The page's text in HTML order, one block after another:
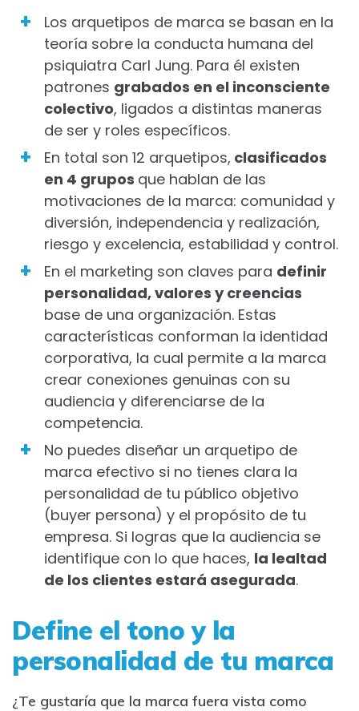
Los arquetipos de marca se basan en la
teoría sobre la conducta humana del
psiquiatra Carl Jung. Para él existen
patrones grabados en el inconsciente
colectivo, ligados a distintas maneras
de ser y roles específicos.
En total son 12 arquetipos, clasificados
en 4 grupos que hablan de las
motivaciones de la marca: comunidad y
diversión, independencia y realización,
riesgo y excelencia, estabilidad y control.
En el marketing son claves para definir
personalidad, valores y creencias
base de una organización. Estas
características conforman la identidad
corporativa, la cual permite a la marca
crear conexiones genuinas con su
audiencia y diferenciarse de la
competencia.
No puedes diseñar un arquetipo de
marca efectivo si no tienes clara la
personalidad de tu público objetivo
(buyer persona) y el propósito de tu
empresa. Si logras que la audiencia se
identifique con lo que haces, la lealtad
de los clientes estará asegurada.
Define el tono y la
personalidad de tu marca
¿Te gustaría que la marca fuera vista como